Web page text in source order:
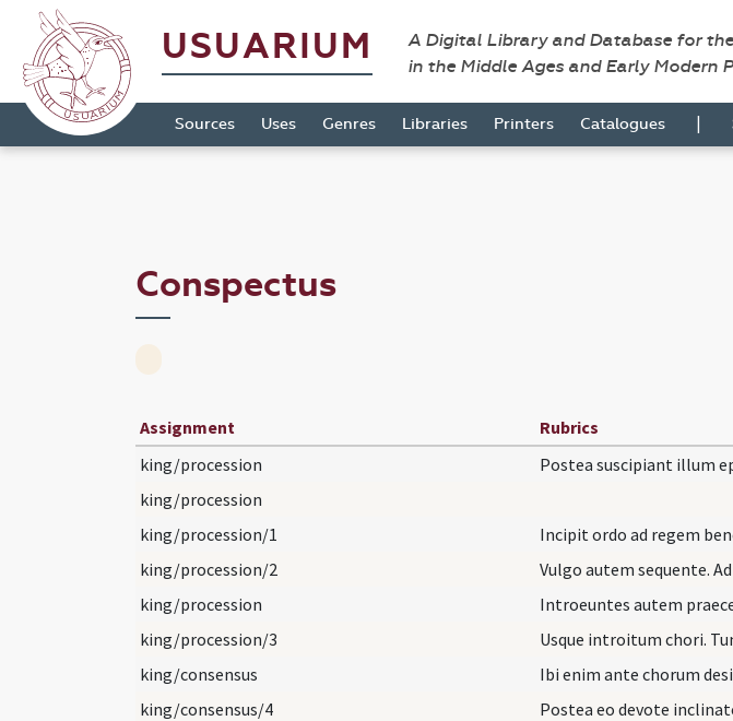
USUARIUM
A Digital Library and Database for
in the Middle Ages and Early Modern
Sources Uses Genres Libraries Printers Catalogues |
Conspectus
Assignment Rubrics
king/procession
king/procession
king/procession/1
king/procession/2
king/procession
king/procession/3
king/consensus
king/consensus/4